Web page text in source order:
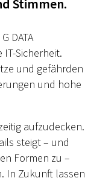
Stimmen.
DATA
Sicherheit.
und gefährden
und hohe
aufzudecken.
steigt – und
Formen zu –
In Zukunft lassen